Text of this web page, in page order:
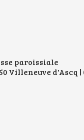
paroissiale
Villeneuve d'Ascq |